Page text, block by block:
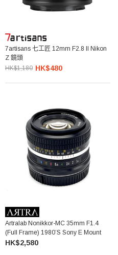
7artisans 七工匠 12mm F2.8 II Nikon
Z 鏡頭
HK$1,180 HK$480
Artralab Nonikkor-MC 35mm F1.4
(Full Frame) 1980’s Sony E Mount
HK$2,580